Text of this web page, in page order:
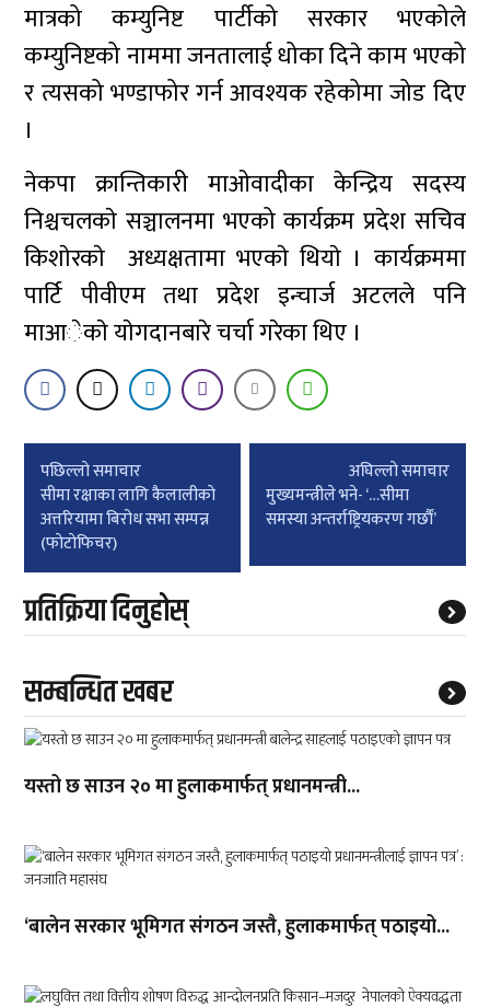
मात्रको कम्युनिष्ट पार्टीको सरकार भएकोले
कम्युनिष्टको नाममा जनतालाई धोका दिने काम भएको
र त्यसको भण्डाफोर गर्न आवश्यक रहेकोमा जोड दिए
।
नेकपा क्रान्तिकारी माओवादीका केन्द्रिय सदस्य
निश्चचलकाे सञ्चालनमा भएको कार्यक्रम प्रदेश सचिव
किशाेरकाे अध्यक्षतामा भएकाे थियाे । कार्यक्रममा
पार्टि पीवीएम तथा प्रदेश इन्चार्ज अटलले पनि
माआेकाे याेगदानबारे चर्चा गरेका थिए ।
Post
navigation
पछिल्लाे समाचार
सीमा रक्षाका लागि कैलालीकाे
अत्तरियामा बिरोध सभा सम्पन्न
(फाेटाेफिचर)
अघिल्लाे समाचार
मुख्यमन्त्रीले भने- ‘…सीमा
समस्या अन्तर्राष्ट्रियकरण गर्छाैं’
प्रतिक्रिया दिनुहोस्
सम्बन्धित खबर
यस्तो छ साउन २० मा हुलाकमार्फत् प्रधानमन्त्री...
‘बालेन सरकार भूमिगत संगठन जस्तै, हुलाकमार्फत् पठाइयो...